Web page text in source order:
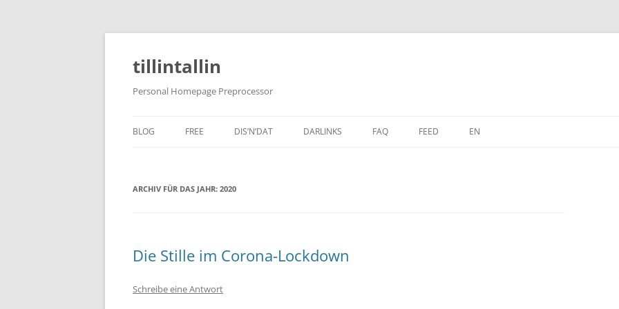
tillintallin
Personal Homepage Preprocessor
Inhalt
BLOG FREE DIS’N’DAT DARLINKS FAQ FEED EN
ARCHIV FÜR DAS JAHR: 2020
Die Stille im Corona-Lockdown
Schreibe eine Antwort